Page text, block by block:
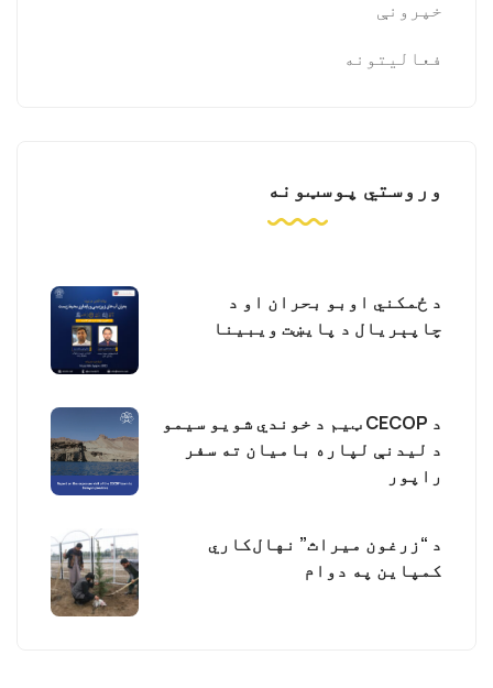
خپرونې
فعالیتونه
وروستي پوسټونه
د ځمکني اوبو بحران او د
چاپېریال د پایښت ویبینا
د CECOP ټیم د خوندي شویو سیمو
د لیدنې لپاره بامیان ته سفر
راپور
د “زرغون میراث” نهال‌کاري
کمپاین په دوام